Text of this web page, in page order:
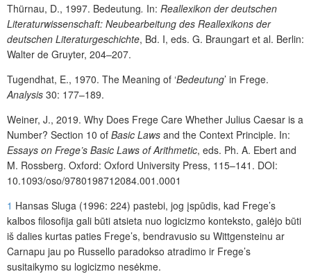
Thürnau, D., 1997. Bedeutung. In: Reallexikon der deutschen
Literaturwissenschaft: Neubearbeitung des Reallexikons der
deutschen Literaturgeschichte, Bd. I, eds. G. Braungart et al. Berlin:
Walter de Gruyter, 204–207.
Tugendhat, E., 1970. The Meaning of ‘Bedeutung’ in Frege.
Analysis 30: 177–189.
Weiner, J., 2019. Why Does Frege Care Whether Julius Caesar is a
Number? Section 10 of Basic Laws and the Context Principle. In:
Essays on Frege’s Basic Laws of Arithmetic, eds. Ph. A. Ebert and
M. Rossberg. Oxford: Oxford University Press, 115–141. DOI:
10.1093/oso/9780198712084.001.0001
1 Hansas Sluga (1996: 224) pastebi, jog įspūdis, kad Frege’s
kalbos filosofija gali būti atsieta nuo logicizmo konteksto, galėjo būti
iš dalies kurtas paties Frege’s, bendravusio su Wittgensteinu ar
Carnapu jau po Russello paradokso atradimo ir Frege’s
susitaikymo su logicizmo nesėkme.